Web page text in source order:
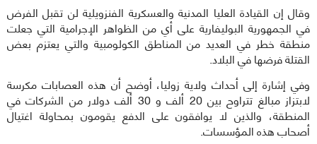
وقال إن القيادة العليا المدنية والعسكرية الفنزويلية لن تقبل الفرض
في الجمهورية البوليفارية على أي من الظواهر الإجرامية التي جعلت
منطقة خطر في العديد من المناطق الكولومبية والتي يعتزم بعض
القتلة فرضها في البلاد.
وفي إشارة إلى أحداث ولاية زوليا، أوضح أن هذه العصابات مكرسة
لابتزاز مبالغ تتراوح بين 20 ألف و 30 ألف دولار من الشركات في
المنطقة، والذين لا يوافقون على الدفع يقومون بمحاولة اغتيال
أصحاب هذه المؤسسات.